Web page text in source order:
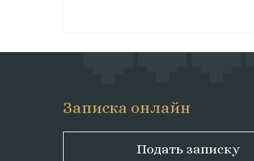
Подать записку
Записка онлайн